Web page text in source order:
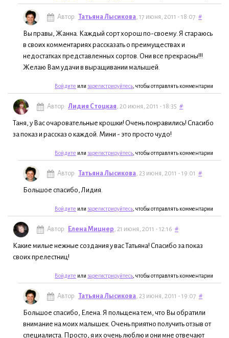
Автор: Татьяна Лысикова, 17 июня, 2011 - 18:07 #
Вы правы, Жанна. Каждый сорт хорош по-своему. Я стараюсь
в своих комментариях рассказать о преимуществах и
недостатках представленных сортов. Они все прекрасны!!!
Желаю Вам удачи в выращивании малышей.
Войдите или зарегистрируйтесь , чтобы отправлять комментарии
Автор: Лидия Стоцкая, 20 июня, 2011 - 18:35 #
Таня, у Вас очаровательные крошки! Очень понравились! Спасибо
за показ и рассказ о каждой. Мини - это просто чудо!
Войдите или зарегистрируйтесь , чтобы отправлять комментарии
Автор: Татьяна Лысикова, 23 июня, 2011 - 19:01 #
Большое спасибо, Лидия.
Войдите или зарегистрируйтесь , чтобы отправлять комментарии
Автор: Елена Мицнер, 21 июня, 2011 - 12:16 #
Какие милые нежные создания у вас Татьяна! Спасибо за показ
своих прелестниц!
Войдите или зарегистрируйтесь , чтобы отправлять комментарии
Автор: Татьяна Лысикова, 23 июня, 2011 - 19:07 #
Большое спасибо, Елена. Я польщена тем, что Вы обратили
внимание на моих малышек. Очень приятно получить отзыв от
специалиста. Просто, я их очень люблю и они мне отвечают